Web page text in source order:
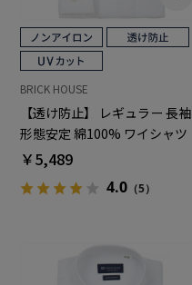
BRICK HOUSE
【透け防止】 レギュラー 長袖
形態安定 綿100% ワイシャツ
白無地
￥5,489
4.0（5）